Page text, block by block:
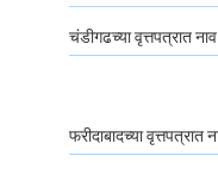
चंडीगढच्या वृत्तपत्रात
फरीदाबादच्या वृत्तपत्रात